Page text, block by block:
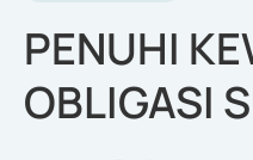
PENUHI
OBLIGASI